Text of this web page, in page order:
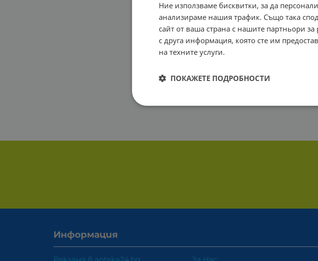
Информация
Ние използваме бисквитки, за да
анализираме нашия трафик. Също така
сайт от ваша страна с нашите партньори
с друга информация, която сте им
на техните услуги.
ПОКАЖЕТЕ ПОДРОБНОСТИ